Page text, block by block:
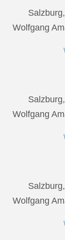
Wolfgang
Wolfgang
Wolfgang